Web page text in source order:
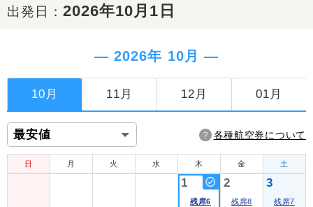
出発日： 2026年10月1日
― 2026年 10月 ―
10月 11月 12月 01月
各種航空券について
日 月 火 水 木 金 土
1
残席6
2
残席8
3
残席7